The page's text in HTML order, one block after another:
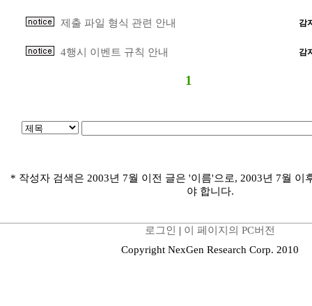
제출 파일 형식 관련 안내 감
4행시 이벤트 규칙 안내 감
1
* 작성자 검색은 2003년 7월 이전 글은 '이름'으로, 2003년 7월 이
야 합니다.
로그인 | 이 페이지의 PC버전
Copyright NexGen Research Corp. 2010